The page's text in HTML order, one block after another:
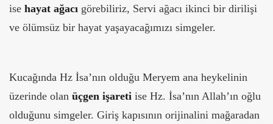
ise hayat ağacı görebiliriz, Servi ağacı ikinci bir dirilişi
ve ölümsüz bir hayat yaşayacağımızı simgeler.
Kucağında Hz İsa’nın olduğu Meryem ana heykelinin
üzerinde olan üçgen işareti ise Hz. İsa’nın Allah’ın oğlu
olduğunu simgeler. Giriş kapısının orijinalini mağaradan